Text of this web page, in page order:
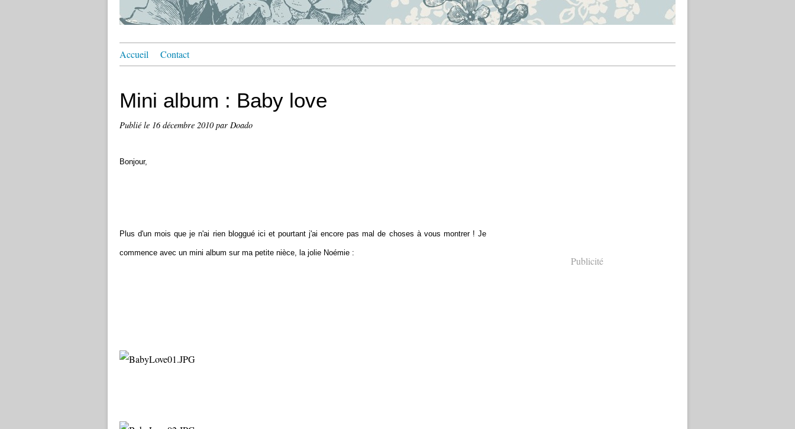
Accueil Contact
Mini album : Baby love
Publié le 16 décembre 2010par Doado
Bonjour,
Plus d'un mois que je n'ai rien bloggué ici et pourtant j'ai encore pas mal de choses à vous montrer ! Je
commence avec un mini album sur ma petite nièce, la jolie Noémie :
Publicité